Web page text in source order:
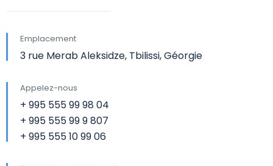
Emplacement
3 rue Merab Aleksidze, Tbilissi, Géorgie
Appelez-nous
+ 995 555 99 98 04
+ 995 555 99 9 807
+ 995 555 10 99 06